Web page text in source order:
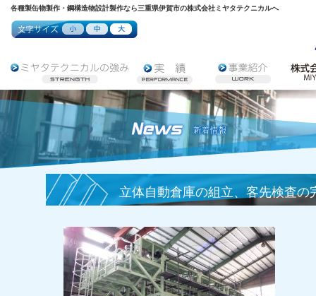
各種製缶物製作・鋼構造物設計製作なら三重県伊賀市の株式会社ミヤタテクニカルへ
立体自動倉庫の組立、客先検査の